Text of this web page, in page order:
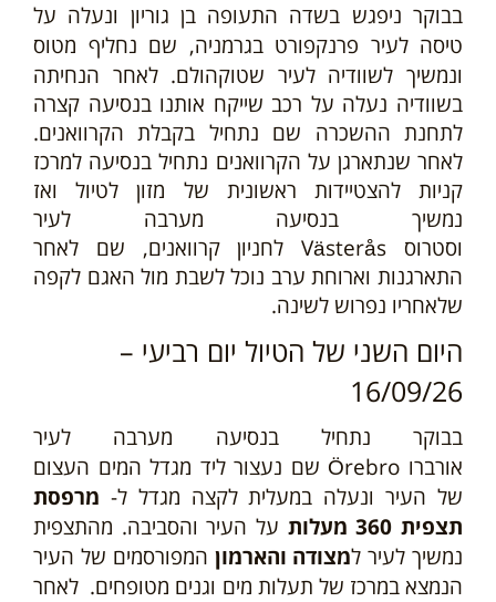
בבוקר ניפגש בשדה התעופה בן גוריון ונעלה על
טיסהלעיר פרנקפורט בגרמניה, שם נחליף מטוס
ונמשיך לשוודיה לעיר שטוקהולם. לאחר הנחיתה
בשוודיה נעלה על רכב שייקח אותנו בנסיעה קצרה
לתחנת ההשכרה שם נתחיל בקבלת הקרוואנים.
לאחר שנתארגן על הקרוואנים נתחיל בנסיעה למרכז
קניות להצטיידות ראשונית של מזון לטיול ואז
נמשיך בנסיעה מערבה לעיר
וסטרוס Västeråsלחניון קרוואנים, שם לאחר
התארגנות וארוחת ערב נוכל לשבת מול האגם לקפה
שלאחריו נפרוש לשינה.
היום השני של הטיול יום רביעי –
16/09/26
בבוקר נתחיל בנסיעה מערבה לעיר
אורברו Örebro שם נעצור ליד מגדל המים העצום
של העיר ונעלה במעלית לקצה מגדל ל- מרפסת
תצפית 360 מעלות
על העיר והסביבה. מהתצפית
נמשיך לעיר למצודה והארמון המפורסמים של העיר
הנמצא במרכז של תעלות מים וגנים מטופחים. לאחר